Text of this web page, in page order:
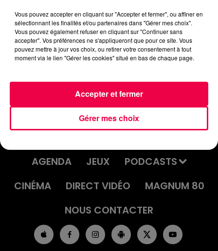
UN JOUR UNE CHANSON #571 -
"THE WORLD IS STONE" DE CYNDI
AGENDA
JEUX
PODCASTS
CINÉMA
DIRECT VIDÉO
MAGNUM 80
NOUS CONTACTER
Vous pouvez accepter en cliquant sur "Accepter et fermer", ou affiner en
sélectionnant les finalités et/ou partenaires dans "Gérer mes choix".
Vous pouvez également refuser en cliquant sur "Continuer sans
accepter". Vos préférences ne s'appliqueront que pour ce site. Vous
pouvez mettre à jour vos choix, ou retirer votre consentement à tout
moment via le lien "Gérer les cookies" situé en bas de chaque page.
Gérer mes choix
Accepter et fermer